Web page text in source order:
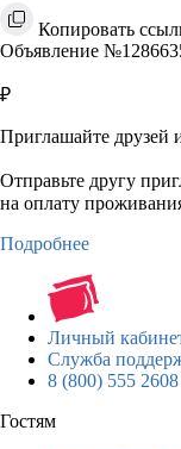
Копировать
Объявление
₽
Приглашайте друзей
Отправьте другу
на оплату
Подробнее
Личный
Служба
8 (800) 555 2608
Гостям